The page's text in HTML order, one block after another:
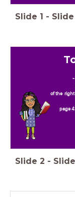
Slide 1 - Slide
-
of the right
page
Slide 2 - Slide